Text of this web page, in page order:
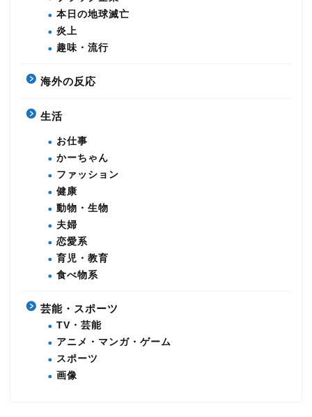
本日の地球滅亡
炎上
趣味・流行
海外の反応
生活
お仕事
かーちゃん
ファッション
健康
動物・生物
夫婦
恋愛系
育児・教育
食べ物系
芸能・スポーツ
TV・芸能
アニメ・マンガ・ゲーム
スポーツ
画像